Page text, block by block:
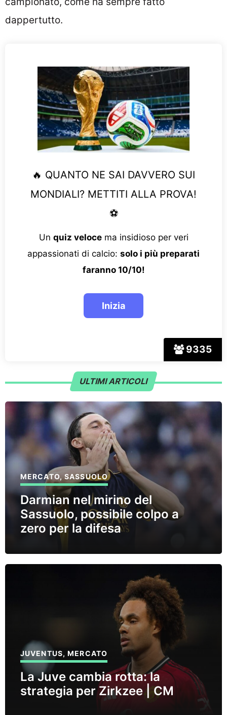
dappertutto.
9335
🔥 QUANTO NE SAI DAVVERO SUI
MONDIALI? METTITI ALLA PROVA!
⚽
Un quiz velocema insidioso per veri
appassionati di calcio: solo i più preparati
faranno 10/10!
ULTIMI ARTICOLI
MERCATO,SASSUOLO
Darmian nel mirino del
Sassuolo, possibile colpo a
zero per la difesa
JUVENTUS,MERCATO
La Juve cambia rotta: la
strategia per Zirkzee | CM